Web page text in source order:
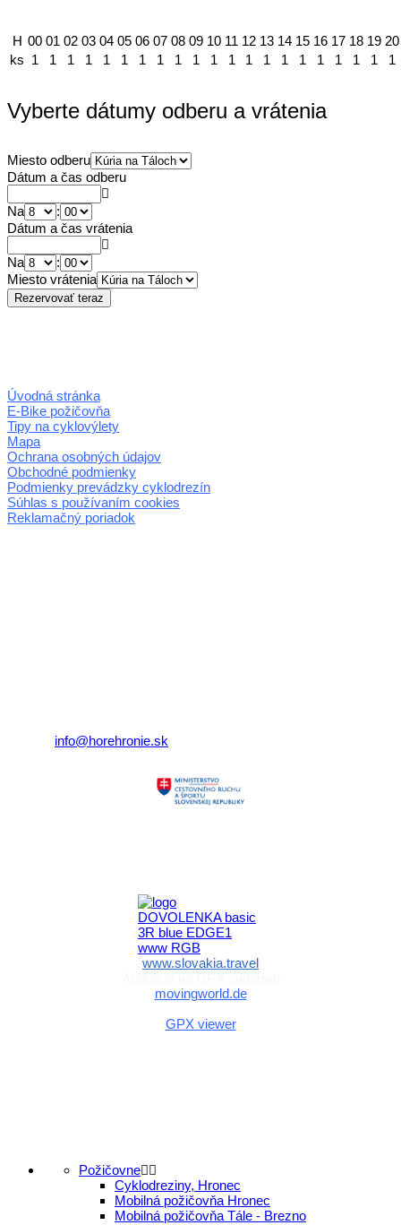
H 00 01 02 03 04 05 06 07 08 09 10 11 12 13 14 15 16 17 18 19 20
ks 1 1 1 1 1 1 1 1 1 1 1 1 1 1 1 1 1 1 1 1 1
Vyberte dátumy odberu a vrátenia
Miesto odberu
Dátum a čas odberu
Na
:
Dátum a čas vrátenia
Na
:
Miesto vrátenia
Úvodná stránka
E-Bike požičovňa
Tipy na cyklovýlety
Mapa
Ochrana osobných údajov
Obchodné podmienky
Podmienky prevádzky cyklodrezín
Súhlas s používaním cookies
Reklamačný poriadok
info@horehronie.sk
www.slovakia.travel
movingworld.de
GPX viewer
Požičovne
Cyklodreziny, Hronec
Mobilná požičovňa Hronec
Mobilná požičovňa Tále - Brezno